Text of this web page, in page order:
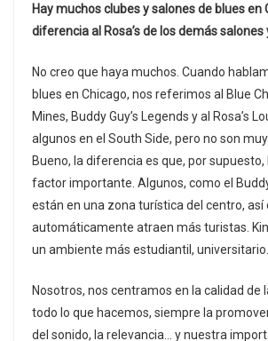
Hay muchos clubes y salones de blues en
diferencia al Rosa’s de los demás salones
No creo que haya muchos. Cuando
blues en Chicago, nos referimos al Blue
Mines, Buddy Guy’s Legends y al Rosa’s
algunos en el South Side, pero no son
Bueno, la diferencia es que, por supuesto,
factor importante. Algunos, como el Buddy
están en una zona turística del centro, así
automáticamente atraen más turistas.
un ambiente más estudiantil, universitario.
Nosotros, nos centramos en la calidad de
todo lo que hacemos, siempre la
del sonido, la relevancia… y nuestra